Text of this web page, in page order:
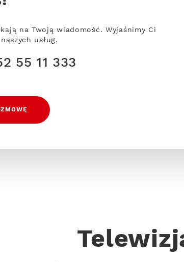
na Twoją wiadomość. Wyjaśnimy Ci
usług.
55 11 333